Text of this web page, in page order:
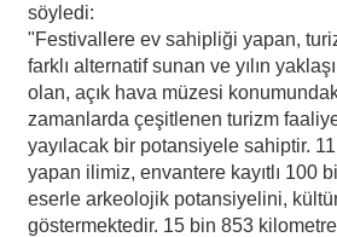
söyledi:
"Festivallere ev sahipliği yapan,
farklı alternatif sunan ve yılın
olan, açık hava müzesi
zamanlarda çeşitlenen turizm
yayılacak bir potansiyele sahiptir.
yapan ilimiz, envantere kayıtlı 100
eserle arkeolojik potansiyelini,
göstermektedir. 15 bin 853